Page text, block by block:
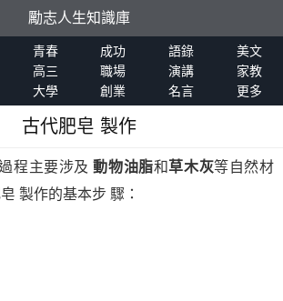
勵志人生知識庫
青春 成功 語錄
美文
高三 職場 演講
家教
大學 創業 名言 更多
古代肥皂 製作
程主要涉及 動物油脂和草木灰等自然材
製作的基本步 驟：